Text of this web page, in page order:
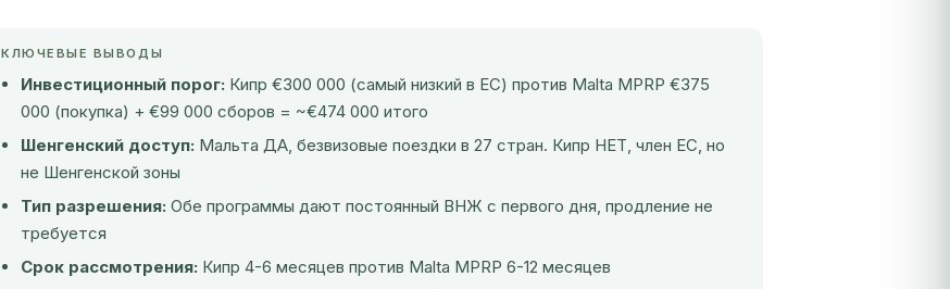
КЛЮЧЕВЫЕ ВЫВОДЫ
Инвестиционный порог: Кипр €300 000 (самый низкий в ЕС) против Malta MPRP €375
000 (покупка) + €99 000 сборов = ~€474 000 итого
Шенгенский доступ: Мальта ДА, безвизовые поездки в 27 стран. Кипр НЕТ, член ЕС, но
не Шенгенской зоны
Тип разрешения: Обе программы дают постоянный ВНЖ с первого дня, продление не
требуется
Срок рассмотрения: Кипр 4-6 месяцев против Malta MPRP 6-12 месяцев